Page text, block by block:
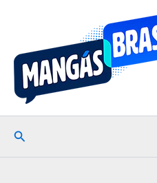
conteúdo
Pesquisar